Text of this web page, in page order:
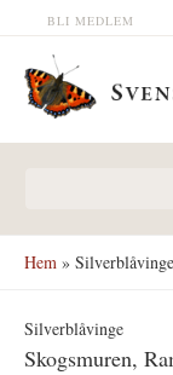
Hoppa till huvudinnehåll
BLI MEDLEM
Hem » Silverblåvinge
Silverblåvinge
Skogsmuren,